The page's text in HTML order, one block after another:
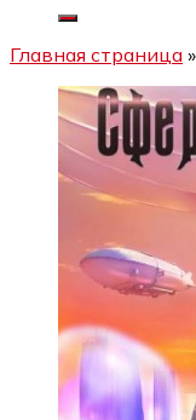
Главная страница »